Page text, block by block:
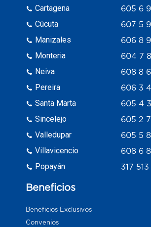
Cartagena
Cúcuta
Manizales
Monteria
Neiva
Pereira
Santa Marta
Sincelejo
Valledupar
Villavicencio
Popayán
605 6
607 5
606 8
604 7
608 8
606 3
605 4
605 2
605 5
608 6
317
Beneficios
Beneficios Exclusivos
Convenios